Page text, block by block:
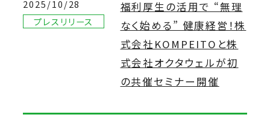
2025/10/28
プレスリリース
福利厚生の活用で “無理
なく始める” 健康経営！株
式会社KOMPEITOと株
式会社オクタウェルが初
の共催セミナー開催